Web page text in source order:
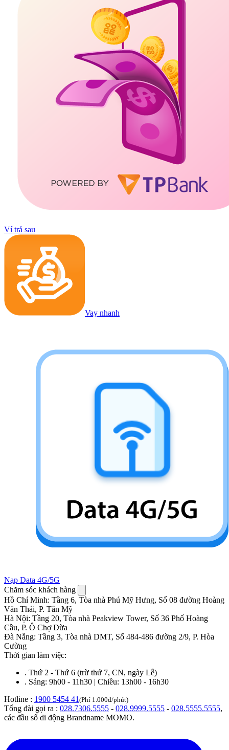
Ví trả sau
Vay nhanh
Nạp Data 4G/5G
Chăm sóc khách hàng
Hồ Chí Minh: Tầng 6, Tòa nhà Phú Mỹ Hưng, Số 08 đường Hoàng
Văn Thái, P. Tân Mỹ
Hà Nội: Tầng 20, Tòa nhà Peakview Tower, Số 36 Phố Hoàng
Cầu, P. Ô Chợ Dừa
Đà Nẵng: Tầng 3, Tòa nhà DMT, Số 484-486 đường 2/9, P. Hòa
Cường
Thời gian làm việc:
. Thứ 2 - Thứ 6 (trừ thứ 7, CN, ngày Lễ)
. Sáng: 9h00 - 11h30 | Chiều: 13h00 - 16h30
Hotline : 1900 5454 41 (Phí 1.000đ/phút)
Tổng đài gọi ra : 028.7306.5555 - 028.9999.5555 - 028.5555.5555,
các đầu số di động Brandname MOMO.